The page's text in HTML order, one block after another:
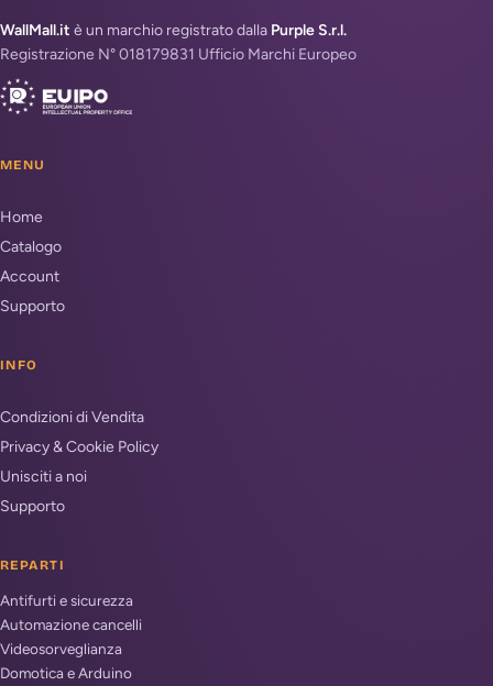
WallMall.it è un marchio registrato dalla Purple S.r.l.
Registrazione N° 018179831 Ufficio Marchi Europeo
MENU
Home
Catalogo
Account
Supporto
INFO
Condizioni di Vendita
Privacy & Cookie Policy
Unisciti a noi
Supporto
REPARTI
Antifurti e sicurezza
Automazione cancelli
Videosorveglianza
Domotica e Arduino